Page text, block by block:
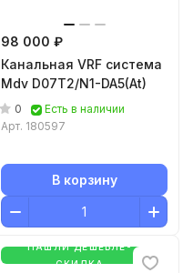
98 000 ₽
Канальная VRF система
Mdv D07T2/N1-DA5(At)
0
Есть в наличии
Арт. 180597
В корзину
НАШЛИ ДЕШЕВЛЕ-
СКИДКА